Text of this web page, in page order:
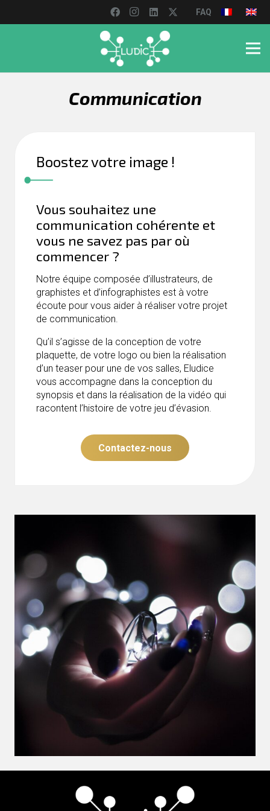
FAQ
Communication
Boostez votre image !
Vous souhaitez une
communication cohérente et
vous ne savez pas par où
commencer ?
Notre équipe composée d’illustrateurs, de
graphistes et d’infographistes est à votre
écoute pour vous aider à réaliser votre projet
de communication.
Qu’il s’agisse de la conception de votre
plaquette, de votre logo ou bien la réalisation
d’un teaser pour une de vos salles, Eludice
vous accompagne dans la conception du
synopsis et dans la réalisation de la vidéo qui
racontent l’histoire de votre jeu d’évasion.
Contactez-nous